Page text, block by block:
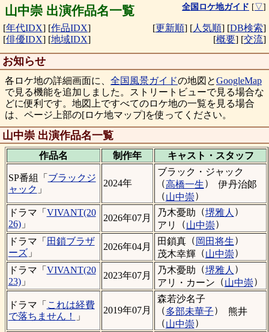
山中崇 出演作品名一覧 全国ロケ地ガイド [▽]
[年代IDX] [作品IDX]
[俳優IDX] [地域IDX]
[更新順] [人気順] [DB検索]
[概要] [交流]
お知らせ
各ロケ地の詳細画面に、 全国風景ガイドの地図とGoogleMap
で見る機能を追加しました。ストリートビューで見る場合な
どに便利です。地図上ですべてのロケ地の一覧を見る場合
は、ページ上部の[ロケ地マップ]を使ってください。
山中崇 出演作品名一覧
作品名 制作年 キャスト・ スタッフ
SP番組「 ブラックジ
ャック 」
2024年
ブラック・ジャック
（高橋一生）
伊丹治郞
（山中崇）
ドラマ「 VIVANT(20
26)」
2026年07月
乃木憂助 （堺雅人 ）
アリ
（山中崇）
ドラマ「 田鎖ブラザ
ーズ」
2026年04月
田鎖真 （ 岡田将生）
茂木幸輝 （山中崇）
ドラマ「 VIVANT(20
23)」
2023年07月
乃木憂助 （堺雅人 ）
アリ・カーン （山中崇）
ドラマ「 これは経費
で落ちません！
」
2019年07月
森若沙名子
（多部未華子）
熊井
（山中崇）